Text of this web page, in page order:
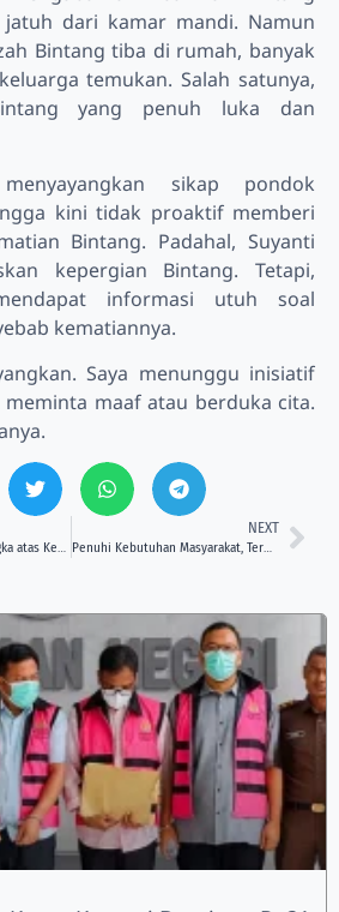
dari kamar mandi. Namun
Bintang tiba di rumah, banyak
temukan. Salah satunya,
yang penuh luka dan
sikap pondok
kini tidak proaktif memberi
Bintang. Padahal, Suyanti
kepergian Bintang. Tetapi,
informasi utuh soal
kematiannya.
Saya menunggu inisiatif
maaf atau berduka cita.
Polisi Tetapkan 4 Tersangka atas Kematian Santri Ponpes Al Hanifiyyah di Kediri
NEXT
Penuhi Kebutuhan Masyarakat, Terminal Samarinda Seberang Diresmikan Presiden Jokowi